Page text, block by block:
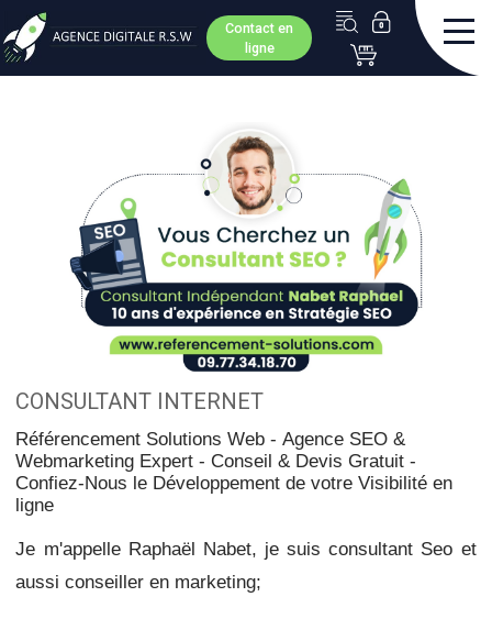
Contact en
ligne
CONSULTANT INTERNET
Référencement Solutions Web -Agence SEO &
Webmarketing Expert - Conseil & Devis Gratuit -
Confiez-Nous le Développement de votre Visibilité en
ligne
Je m'appelle Raphaël Nabet, je suis consultant Seo et
aussi conseiller en marketing;